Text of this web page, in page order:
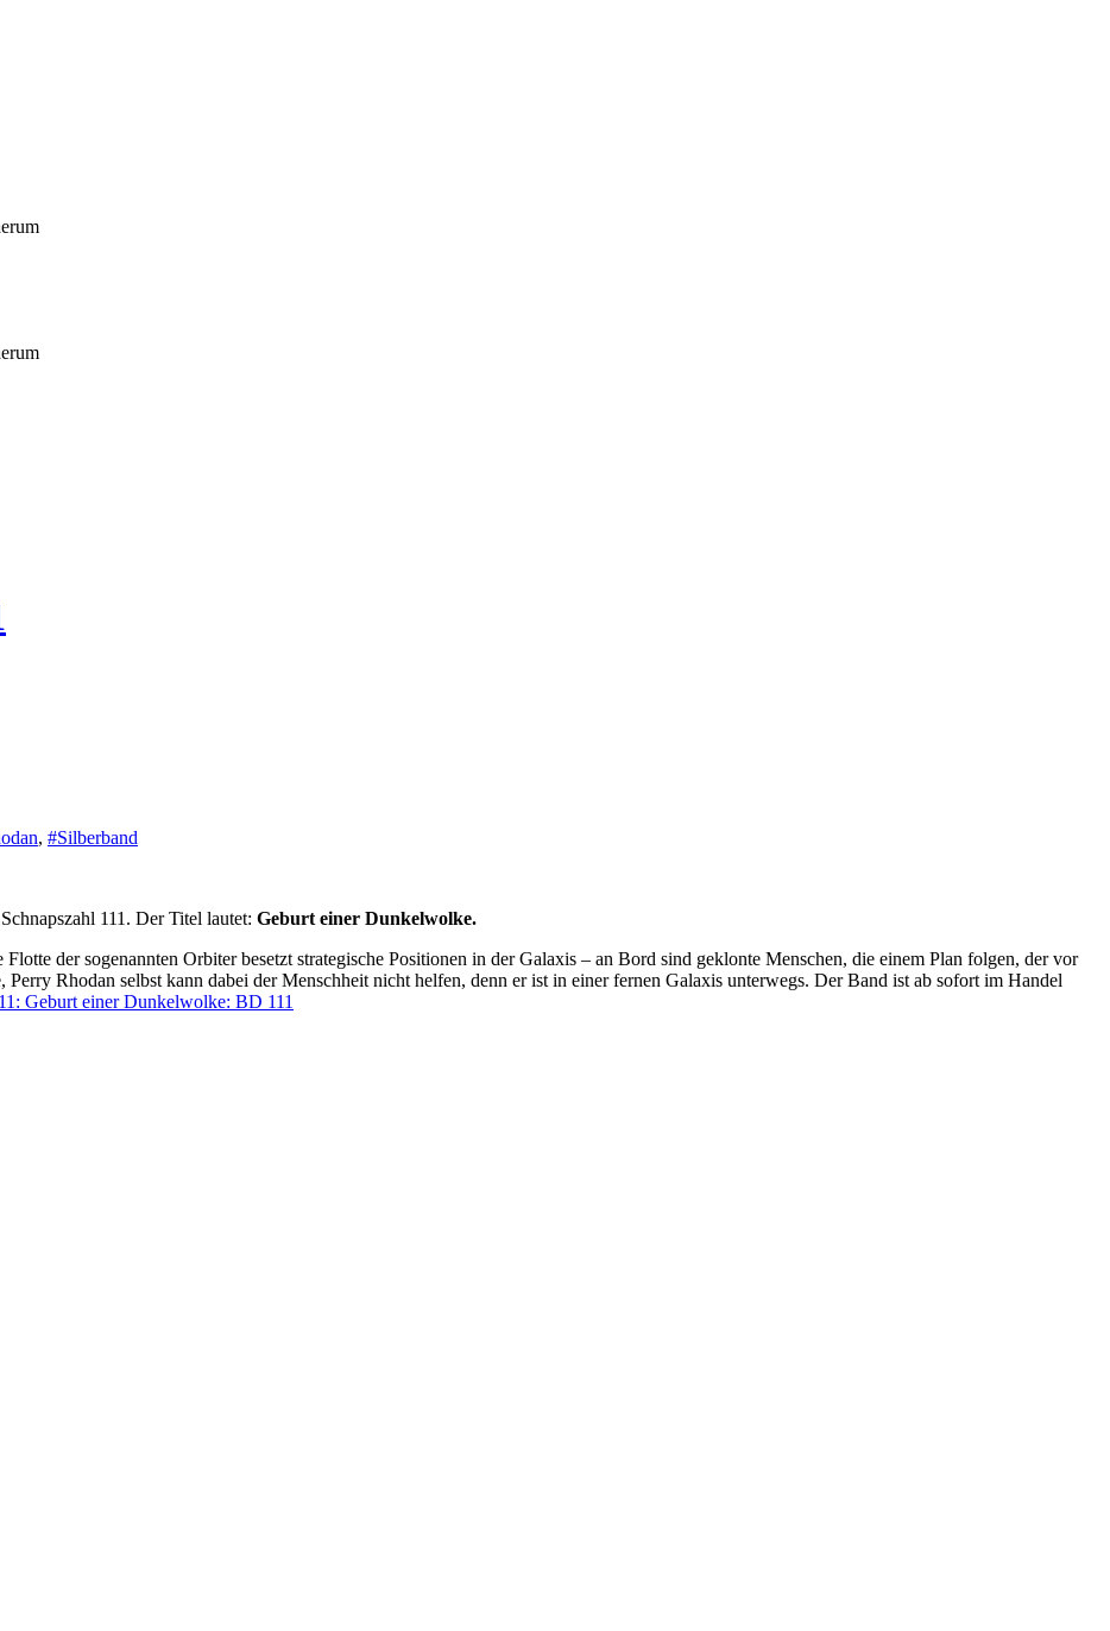
, #Silberband
111. Der Titel lautet: Geburt einer Dunkelwolke.
der sogenannten Orbiter besetzt strategische Positionen in der Galaxis – an Bord sind geklonte Menschen, die einem Plan folgen, der vor
Rhodan selbst kann dabei der Menschheit nicht helfen, denn er ist in einer fernen Galaxis unterwegs. Der Band ist ab sofort im Handel
Geburt einer Dunkelwolke: BD 111